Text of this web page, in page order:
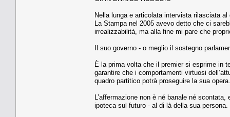
Nella lunga e articolata intervista rilasciata
La Stampa nel 2005 avevo detto che ci
irrealizzabilità, ma alla fine mi pare che
Il suo governo - o meglio il sostegno
È la prima volta che il premier si esprime in
garantire che i comportamenti virtuosi
quadro partitico potrà proseguire la sua
L’affermazione non è né banale né
ipoteca sul futuro - al di là della sua persona.